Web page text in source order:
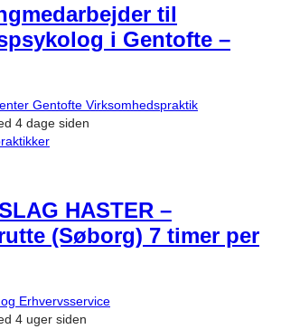
til
i Gentofte –
Gentofte Virksomhedspraktik
4 dage siden
HASTER –
(Søborg) 7 timer per
Erhvervsservice
4 uger siden